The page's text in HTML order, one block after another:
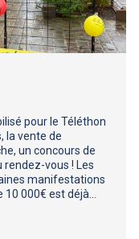
pour le Téléthon
la vente de
un concours de
vous ! Les
manifestations
000€ est déjà…